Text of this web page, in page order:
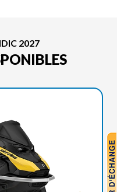
2027